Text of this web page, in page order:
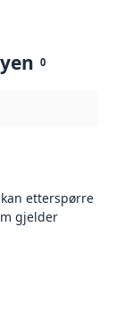
0
etterspørre
gjelder